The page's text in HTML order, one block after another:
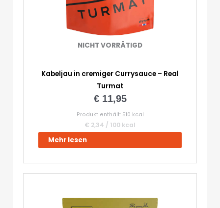
NICHT VORRÄTIGD
Kabeljau in cremiger Currysauce – Real
Turmat
€11,95
Produkt enthält: 510 kcal
€ 2,34 / 100 kcal
Mehr lesen